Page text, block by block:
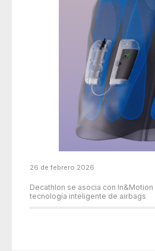
26 de febrero 2026
Decathlon se asocia con
tecnología inteligente de airbags